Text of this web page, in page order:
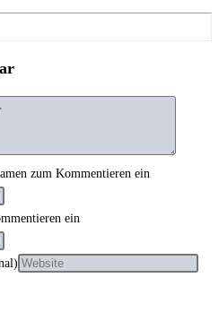
zum Kommentieren ein
ein